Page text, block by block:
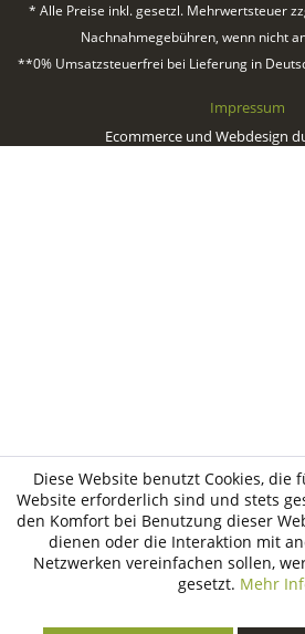
* Alle Preise inkl. gesetzl. Mehrwertsteuer
Nachnahmegebühren, wenn nicht
**0% Umsatzsteuerfrei bei Lieferung in
Impressum
Ecommerce und Webdesign
Diese Website benutzt Cookies,
Website erforderlich sind und stets
den Komfort bei Benutzung dieser
dienen oder die Interaktion mit
Netzwerken vereinfachen sollen,
gesetzt. Mehr